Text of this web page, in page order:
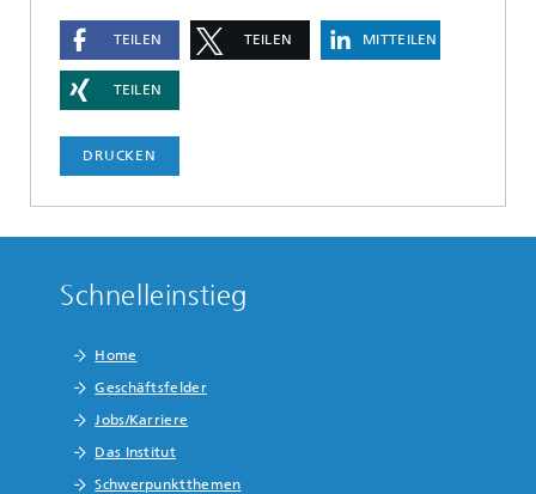
TEILEN TEILEN MITTEILEN
TEILEN
DRUCKEN
Schnelleinstieg
Home
Geschäftsfelder
Jobs/Karriere
Das Institut
Schwerpunktthemen